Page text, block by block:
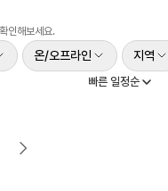
인해보세요.
온/오프라인 지역
빠른 일정순